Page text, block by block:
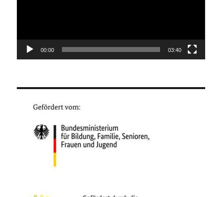
00:00 03:40